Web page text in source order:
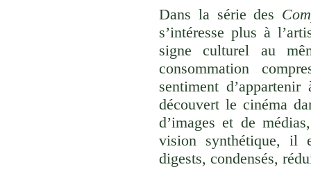
Dans la série des
s’intéresse plus à
signe culturel au
consommation
sentiment
découvert le cinéma
d’images et de
vision synthétique, il
digests, condensés,